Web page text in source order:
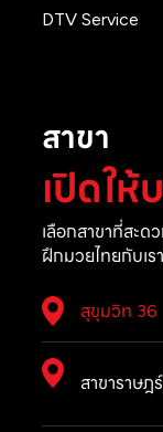
DTV Service
สาขา
เปิดให้
เลือกสาขาที่สะด
ฝึกมวยไทยกับเรา
สุขุมวิท 36
สาขาราษฎ